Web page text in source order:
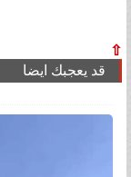
⇧
قد يعجبك ايضا